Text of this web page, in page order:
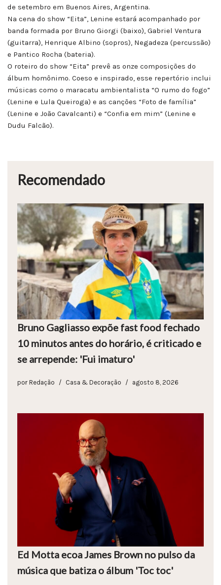
de setembro em Buenos Aires, Argentina.
Na cena do show “Eita”, Lenine estará acompanhado por
banda formada por Bruno Giorgi (baixo), Gabriel Ventura
(guitarra), Henrique Albino (sopros), Negadeza (percussão)
e Pantico Rocha (bateria).
O roteiro do show “Eita” prevê as onze composições do
álbum homônimo. Coeso e inspirado, esse repertório inclui
músicas como o maracatu ambientalista “O rumo do fogo”
(Lenine e Lula Queiroga) e as canções “Foto de família”
(Lenine e João Cavalcanti) e “Confia em mim” (Lenine e
Dudu Falcão).
Recomendado
Bruno Gagliasso expõe fast food fechado
10 minutos antes do horário, é criticado e
se arrepende: 'Fui imaturo'
por Redação Casa & Decoração agosto 8, 2026
Ed Motta ecoa James Brown no pulso da
música que batiza o álbum 'Toc toc'